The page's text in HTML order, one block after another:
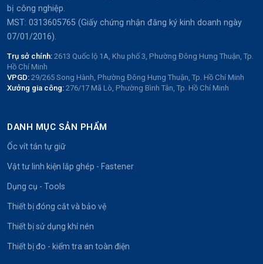
bị công nghiệp.
MST: 0313605765 (Giấy chứng nhận đăng ký kinh doanh ngày
07/01/2016).
Trụ sở chính: 2613 Quốc lộ 1A, Khu phố 3, Phường Đông Hưng Thuận, Tp.
Hồ Chí Minh
VPGD: 29/265 Song Hành, Phường Đông Hưng Thuận, Tp. Hồ Chí Minh
Xưởng gia công: 276/17 Mã Lò, Phường Bình Tân, Tp. Hồ Chí Minh
DANH MỤC SẢN PHẨM
Ốc vít tán tự giữ
Vật tư linh kiện lắp ghép - Fastener
Dụng cụ - Tools
Thiết bị đóng cắt và bảo vệ
Thiết bị sử dụng khí nén
Thiết bị đo - kiểm tra an toàn điện